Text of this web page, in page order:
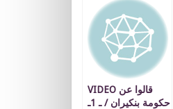
VIDEO قالوا عن
حكومة بنكيران / ـ 1ـ